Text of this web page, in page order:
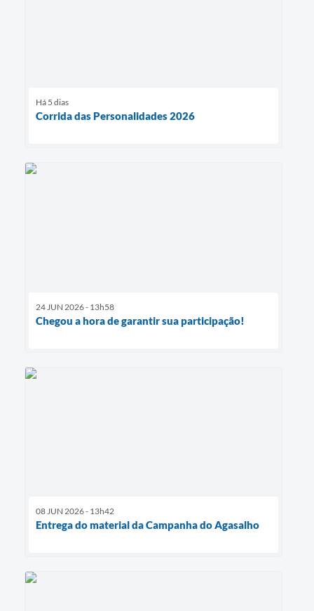
Há 5 dias
Corrida das Personalidades 2026
24 JUN 2026 - 13h58
Chegou a hora de garantir sua participação!
08 JUN 2026 - 13h42
Entrega do material da Campanha do Agasalho